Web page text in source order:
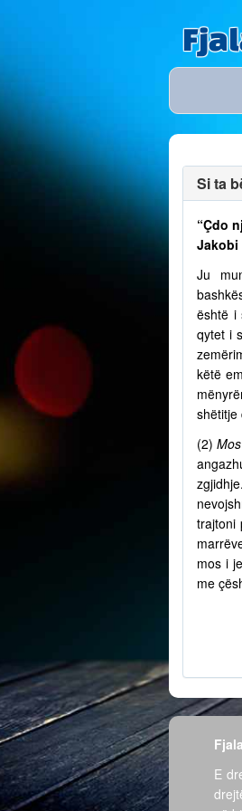
Si ta
“Çdo
Jakobi
Ju
është i
qytet i
këtë
shëtitje
(2)
trajtoni
mos i
me
E